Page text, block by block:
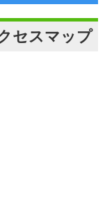
セスマップ